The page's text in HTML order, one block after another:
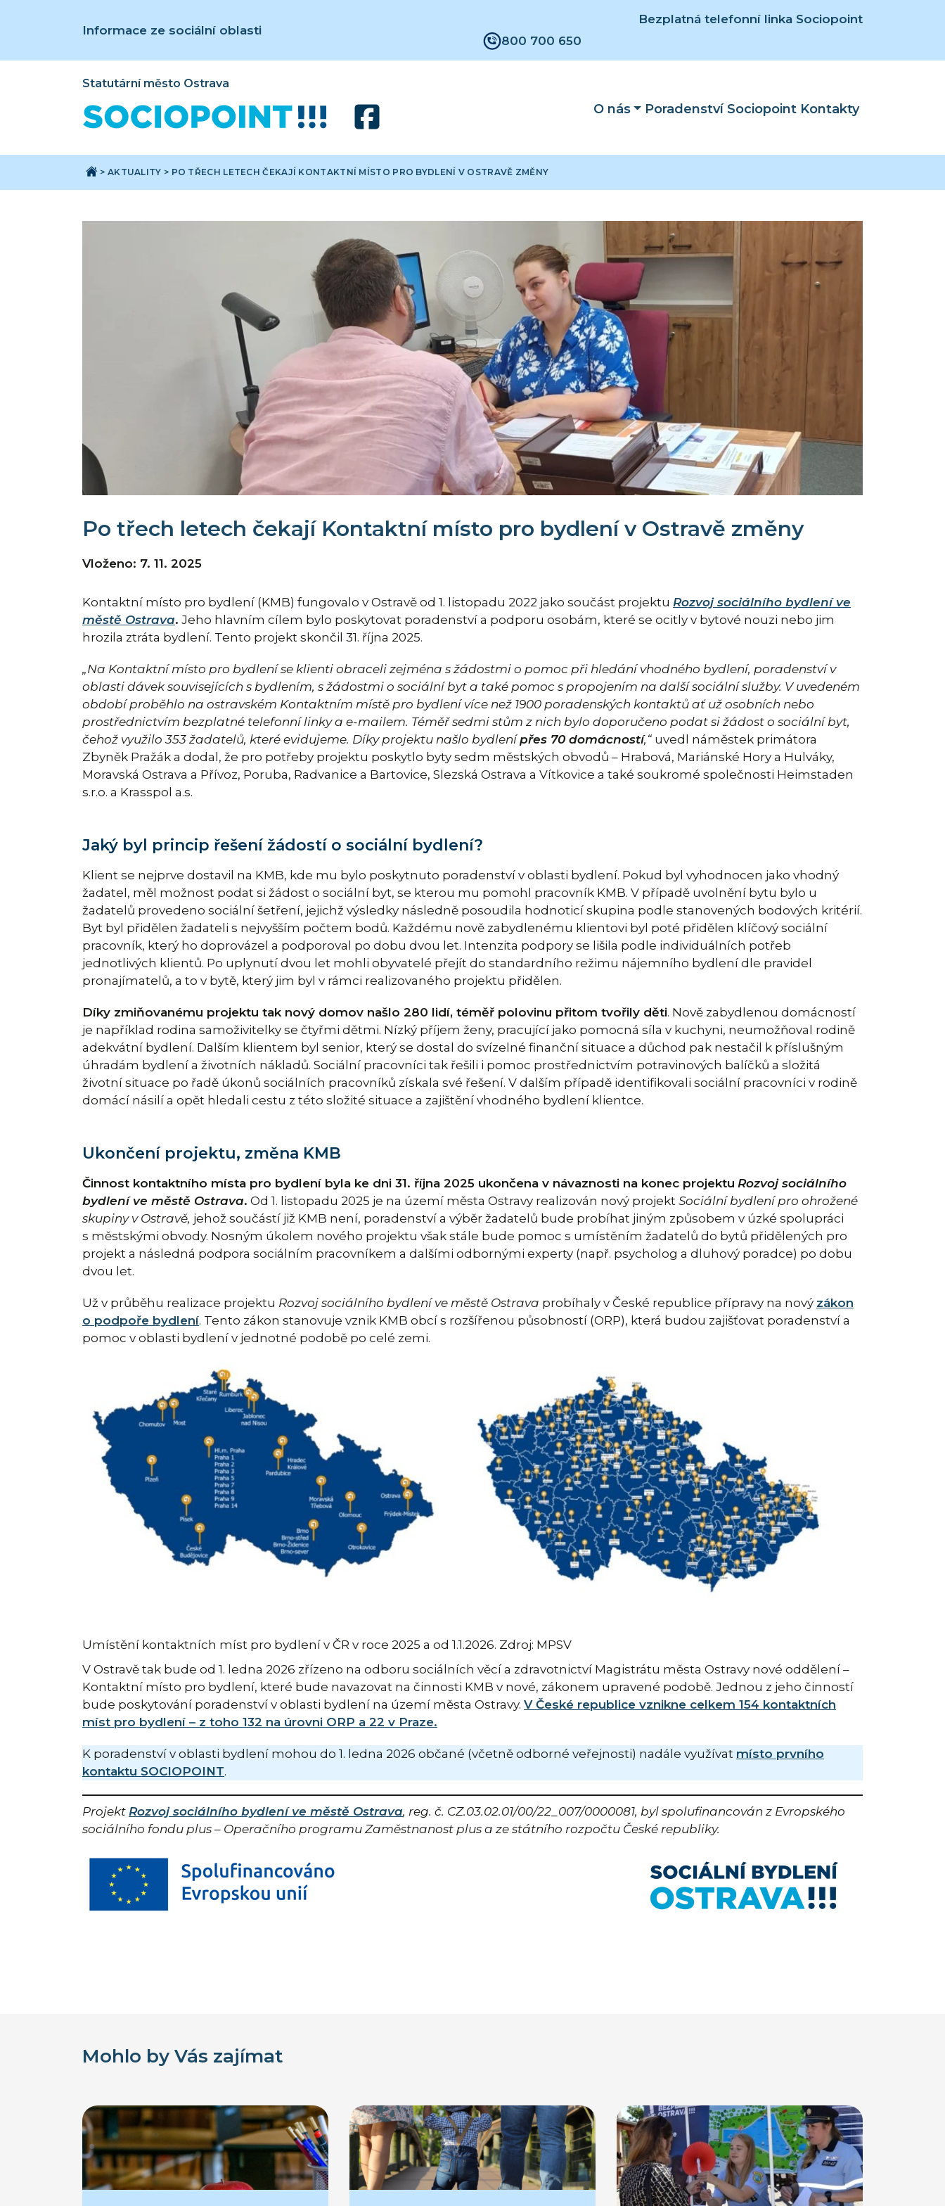
Informace ze sociální oblasti
Bezplatná telefonní linka Sociopoint
800 700 650
Statutární město Ostrava
O nás Poradenství Sociopoint Kontakty
> AKTUALITY > PO TŘECH LETECH ČEKAJÍ KONTAKTNÍ MÍSTO PRO BYDLENÍ V OSTRAVĚ ZMĚNY
Po třech letech čekají Kontaktní místo pro bydlení v Ostravě změny
Vloženo: 7. 11. 2025
Kontaktní místo pro bydlení (KMB) fungovalo v Ostravě od 1. listopadu 2022 jako součást projektu Rozvoj sociálního bydlení ve
městě Ostrava. Jeho hlavním cílem bylo poskytovat poradenství a podporu osobám, které se ocitly v bytové nouzi nebo jim
hrozila ztráta bydlení. Tento projekt skončil 31. října 2025.
„Na Kontaktní místo pro bydlení se klienti obraceli zejména s žádostmi o pomoc při hledání vhodného bydlení, poradenství v
oblasti dávek souvisejících s bydlením, s žádostmi o sociální byt a také pomoc s propojením na další sociální služby. V uvedeném
období proběhlo na ostravském Kontaktním místě pro bydlení více než 1900 poradenských kontaktů ať už osobních nebo
prostřednictvím bezplatné telefonní linky a e-mailem. Téměř sedmi stům z nich bylo doporučeno podat si žádost o sociální byt,
čehož využilo 353 žadatelů, které evidujeme. Díky projektu našlo bydlenípřes 70 domácností,“ uvedl náměstek primátora
Zbyněk Pražák a dodal, že pro potřeby projektu poskytlo byty sedm městských obvodů – Hrabová, Mariánské Hory a Hulváky,
Moravská Ostrava a Přívoz, Poruba, Radvanice a Bartovice, Slezská Ostrava a Vítkovice a také soukromé společnosti Heimstaden
s.r.o. a Krasspol a.s.
Jaký byl princip řešení žádostí o sociální bydlení?
Klient se nejprve dostavil na KMB, kde mu bylo poskytnuto poradenství v oblasti bydlení. Pokud byl vyhodnocen jako vhodný
žadatel, měl možnost podat si žádost o sociální byt, se kterou mu pomohl pracovník KMB. V případě uvolnění bytu bylo u
žadatelů provedeno sociální šetření, jejichž výsledky následně posoudila hodnoticí skupina podle stanovených bodových kritérií.
Byt byl přidělen žadateli s nejvyšším počtem bodů. Každému nově zabydlenému klientovi byl poté přidělen klíčový sociální
pracovník, který ho doprovázel a podporoval po dobu dvou let. Intenzita podpory se lišila podle individuálních potřeb
jednotlivých klientů. Po uplynutí dvou let mohli obyvatelé přejít do standardního režimu nájemního bydlení dle pravidel
pronajímatelů, a to v bytě, který jim byl v rámci realizovaného projektu přidělen.
Díky zmiňovanému projektu tak nový domov našlo 280 lidí, téměř polovinu přitom tvořily děti. Nově zabydlenou domácností
je například rodina samoživitelky se čtyřmi dětmi. Nízký příjem ženy, pracující jako pomocná síla v kuchyni, neumožňoval rodině
adekvátní bydlení. Dalším klientem byl senior, který se dostal do svízelné finanční situace a důchod pak nestačil k příslušným
úhradám bydlení a životních nákladů. Sociální pracovníci tak řešili i pomoc prostřednictvím potravinových balíčků a složitá
životní situace po řadě úkonů sociálních pracovníků získala své řešení. V dalším případě identifikovali sociální pracovníci v rodině
domácí násilí a opět hledali cestu z této složité situace a zajištění vhodného bydlení klientce.
Ukončení projektu, změna KMB
Činnost kontaktního místa pro bydlení byla ke dni 31. října 2025 ukončena v návaznosti na konec projektu Rozvoj sociálního
bydlení ve městě Ostrava. Od 1. listopadu 2025 je na území města Ostravy realizován nový projekt Sociální bydlení pro ohrožené
skupiny v Ostravě, jehož součástí již KMB není, poradenství a výběr žadatelů bude probíhat jiným způsobem v úzké spolupráci
s městskými obvody. Nosným úkolem nového projektu však stále bude pomoc s umístěním žadatelů do bytů přidělených pro
projekt a následná podpora sociálním pracovníkem a dalšími odbornými experty (např. psycholog a dluhový poradce) po dobu
dvou let.
Už v průběhu realizace projektu Rozvoj sociálního bydlení ve městě Ostrava probíhaly v České republice přípravy na nový zákon
o podpoře bydlení. Tento zákon stanovuje vznik KMB obcí s rozšířenou působností (ORP), která budou zajišťovat poradenství a
pomoc v oblasti bydlení v jednotné podobě po celé zemi.
Umístění kontaktních míst pro bydlení v ČR v roce 2025 a od 1.1.2026. Zdroj: MPSV
V Ostravě tak bude od 1. ledna 2026 zřízeno na odboru sociálních věcí a zdravotnictví Magistrátu města Ostravy nové oddělení –
Kontaktní místo pro bydlení, které bude navazovat na činnosti KMB v nové, zákonem upravené podobě. Jednou z jeho činností
bude poskytování poradenství v oblasti bydlení na území města Ostravy. V České republice vznikne celkem 154 kontaktních
míst pro bydlení – z toho 132 na úrovni ORP a 22 v Praze.
K poradenství v oblasti bydlení mohou do 1. ledna 2026 občané (včetně odborné veřejnosti) nadále využívat místo prvního
kontaktu SOCIOPOINT.
Projekt Rozvoj sociálního bydlení ve městě Ostrava, reg. č. CZ.03.02.01/00/22_007/0000081, byl spolufinancován z Evropského
sociálního fondu plus – Operačního programu Zaměstnanost plus a ze státního rozpočtu České republiky.
Mohlo by Vás zajímat